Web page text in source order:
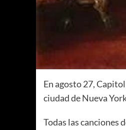
En agosto 27,
ciudad de Nueva
Todas las canciones